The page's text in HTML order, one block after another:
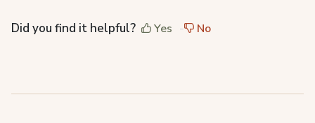
Did you find it helpful? Yes No